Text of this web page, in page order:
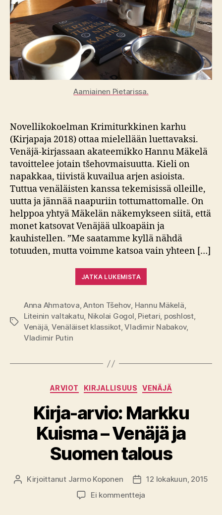
Aamiainen Pietarissa.
Novellikokoelman Krimiturkkinen karhu
(Kirjapaja 2018) ottaa mielellään luettavaksi.
Venäjä-kirjassaan akateemikko Hannu Mäkelä
tavoittelee jotain tšehovmaisuutta. Kieli on
napakkaa, tiivistä kuvailua arjen asioista.
Tuttua venäläisten kanssa tekemisissä olleille,
uutta ja jännää naapuriin tottumattomalle. On
helppoa yhtyä Mäkelän näkemykseen siitä, että
monet katsovat Venäjää ulkoapäin ja
kauhistellen. ”Me saatamme kyllä nähdä
totuuden, mutta voimme katsoa vain yhteen […]
JATKA LUKEMISTA
Avainsanat
Anna Ahmatova,Anton Tšehov, Hannu Mäkelä,
Liteinin valtakatu, Nikolai Gogol, Pietari, poshlost,
Venäjä, Venäläiset klassikot,Vladimir Nabakov,
Vladimir Putin
Kategoriat
ARVIOT KIRJALLISUUS VENÄJÄ
Kirja-arvio: Markku
Kuisma – Venäjä ja
Suomen talous
Kirjoittaja
Kirjoittanut Jarmo Koponen Julkaisupäivämäärä
12 lokakuun, 2015
Ei kommentteja